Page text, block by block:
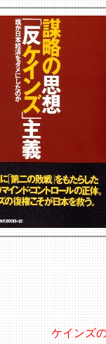
ケインズ